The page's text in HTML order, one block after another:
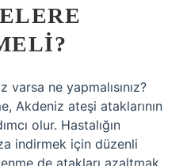
varsa ne yapmalısınız?
Akdeniz ateşi ataklarının
olur. Hastalığın
indirmek için düzenli
de atakları azaltmak